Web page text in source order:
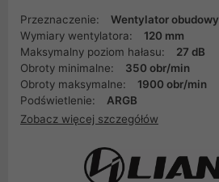
Przeznaczenie:
Wentylator obudowy
Wymiary wentylatora:
120 mm
Maksymalny poziom hałasu:
27 dB
Obroty minimalne:
350 obr/min
Obroty maksymalne:
1900 obr/min
Podświetlenie:
ARGB
Zobacz więcej szczegółów